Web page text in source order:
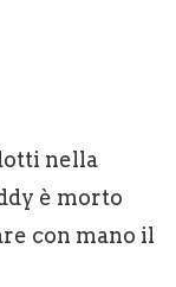
nella
è morto
con mano il